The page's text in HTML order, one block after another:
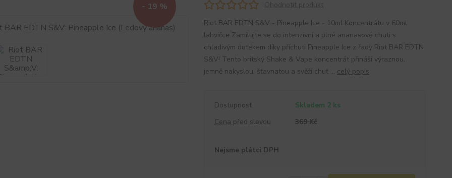
- 19 %
Riot BAR EDTN S&V - Pineapple Ice - 10ml Koncentrátu v 60ml
lahvičce Zamilujte se do intenzivní a plné ananasové chuti s
chladivým dotekem díky příchuti Pineapple Ice z řady Riot BAR EDTN
S&V! Tento britský Shake & Vape koncentrát přináší výraznou,
jemně nakyslou, šťavnatou a svěží chuť ... celý popis
Dostupnost
Skladem 2 ks
Cena před slevou
369 Kč
Nejsme plátci DPH